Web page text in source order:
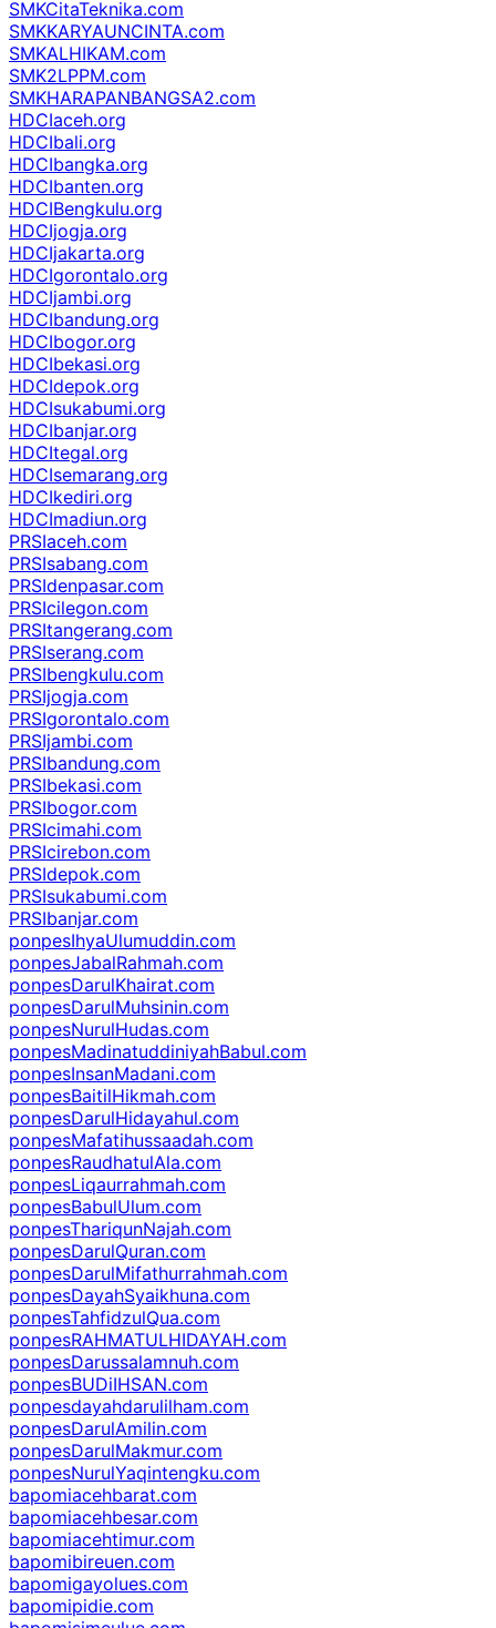
SMKCitaTeknika.com
SMKKARYAUNCINTA.com
SMKALHIKAM.com
SMK2LPPM.com
SMKHARAPANBANGSA2.com
HDCIaceh.org
HDCIbali.org
HDCIbangka.org
HDCIbanten.org
HDCIBengkulu.org
HDCIjogja.org
HDCIjakarta.org
HDCIgorontalo.org
HDCIjambi.org
HDCIbandung.org
HDCIbogor.org
HDCIbekasi.org
HDCIdepok.org
HDCIsukabumi.org
HDCIbanjar.org
HDCItegal.org
HDCIsemarang.org
HDCIkediri.org
HDCImadiun.org
PRSIaceh.com
PRSIsabang.com
PRSIdenpasar.com
PRSIcilegon.com
PRSItangerang.com
PRSIserang.com
PRSIbengkulu.com
PRSIjogja.com
PRSIgorontalo.com
PRSIjambi.com
PRSIbandung.com
PRSIbekasi.com
PRSIbogor.com
PRSIcimahi.com
PRSIcirebon.com
PRSIdepok.com
PRSIsukabumi.com
PRSIbanjar.com
ponpesIhyaUlumuddin.com
ponpesJabalRahmah.com
ponpesDarulKhairat.com
ponpesDarulMuhsinin.com
ponpesNurulHudas.com
ponpesMadinatuddiniyahBabul.com
ponpesInsanMadani.com
ponpesBaitilHikmah.com
ponpesDarulHidayahul.com
ponpesMafatihussaadah.com
ponpesRaudhatulAla.com
ponpesLiqaurrahmah.com
ponpesBabulUlum.com
ponpesThariqunNajah.com
ponpesDarulQuran.com
ponpesDarulMifathurrahmah.com
ponpesDayahSyaikhuna.com
ponpesTahfidzulQua.com
ponpesRAHMATULHIDAYAH.com
ponpesDarussalamnuh.com
ponpesBUDiIHSAN.com
ponpesdayahdarulilham.com
ponpesDarulAmilin.com
ponpesDarulMakmur.com
ponpesNurulYaqintengku.com
bapomiacehbarat.com
bapomiacehbesar.com
bapomiacehtimur.com
bapomibireuen.com
bapomigayolues.com
bapomipidie.com